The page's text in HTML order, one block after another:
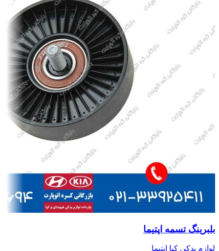
بلبرینگ تسمه اپتیما
لوازم یدکی کیا اپتیما